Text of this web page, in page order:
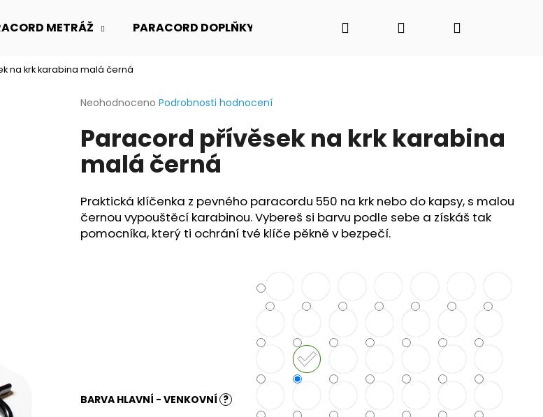
METRÁŽ PARACORD DOPLŇKY O NÁS - PŘÍBĚH PADAKOVKA.CZ
Hledat PřihlášeníNákupní
na krk karabina malá černá
Průměrné
produktu
je
hvězdiček.
Neohodnoceno Podrobnosti hodnocení
Paracord přívěsek na krk karabina
malá černá
Praktická klíčenka z pevného paracordu 550 na krk nebo do kapsy, s malou
černou vypouštěcí karabinou.Vybereš si barvu podle sebe a získáš tak
pomocníka, který ti ochrání tvé klíče pěkně v bezpečí.
BARVA HLAVNÍ - VENKOVNÍ ?
najít?
HLEDAT